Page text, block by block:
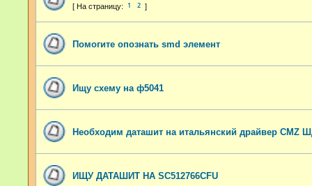
1 2
Помогите опознать smd элемент
Ищу схему на ф5041
Необходим даташит на итальянский драйвер CMZ
ИЩУ ДАТАШИТ НА SC512766CFU